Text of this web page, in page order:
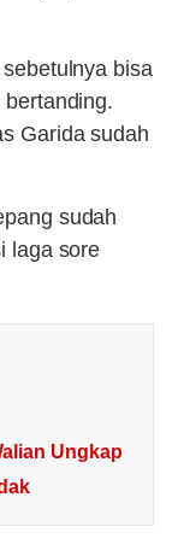
bisa
Garida sudah
sudah
laga sore
Ungkap